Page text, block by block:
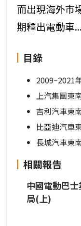
而出現海外市
期釋出電動車...
目錄
2009~2021
上汽集團東
吉利汽車東
比亞迪汽車
長城汽車東
相關報告
中國電動巴
局(上)